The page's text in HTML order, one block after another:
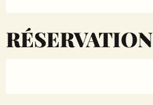
RÉSERVATION